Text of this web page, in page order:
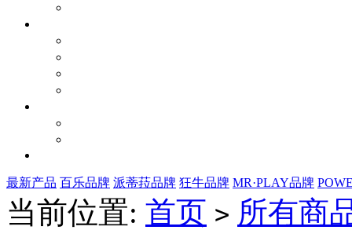
最新产品 百乐品牌 派蒂菈品牌 狂牛品牌 MR·PLAY品牌
当前位置: 首页 > 所有商